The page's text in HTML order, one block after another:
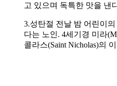
고 있으며 독특한 맛을 낸
3.성탄절 전날 밤 어린이
다는 노인. 4세기경 미라
콜라스(Saint Nicholas)의